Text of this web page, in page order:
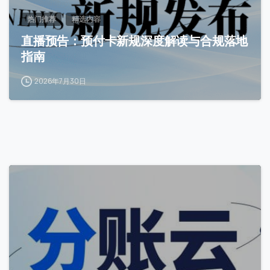
热门推荐 精选内容
直播预告：预付卡新规深度解读与合规落地
指南
2026年7月30日